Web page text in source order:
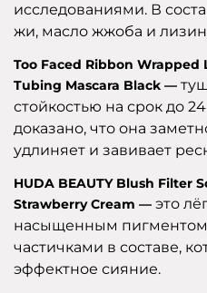
исследованиями. В
жи, масло жжоба и
Too Faced Ribbon Wrapped
Tubing Mascara Black —
стойкостью на срок до
доказано, что она
удлиняет и завивает
HUDA BEAUTY Blush Filter
Strawberry Cream — это
насыщенным
частичками в составе,
эффектное сияние.